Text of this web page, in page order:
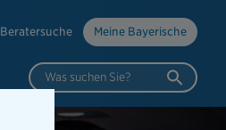
Beratersuche Meine Bayerische
Was suchen Sie?